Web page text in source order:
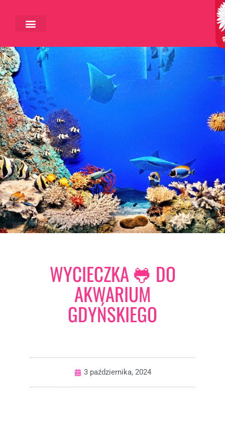
WYCIECZKA 🐸 DO
AKWARIUM
GDYŃSKIEGO
3 października, 2024